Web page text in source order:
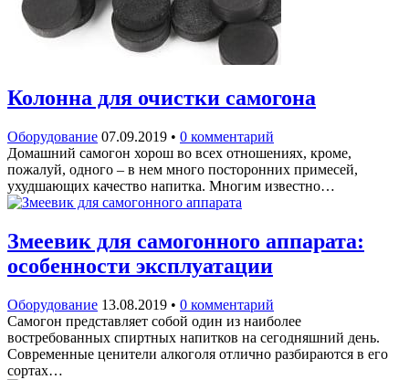
Колонна для очистки самогона
Оборудование 07.09.2019 • 0 комментарий
Домашний самогон хорош во всех отношениях, кроме,
пожалуй, одного – в нем много посторонних примесей,
ухудшающих качество напитка. Многим известно…
Змеевик для самогонного аппарата:
особенности эксплуатации
Оборудование 13.08.2019 • 0 комментарий
Самогон представляет собой один из наиболее
востребованных спиртных напитков на сегодняшний день.
Современные ценители алкоголя отлично разбираются в его
сортах…